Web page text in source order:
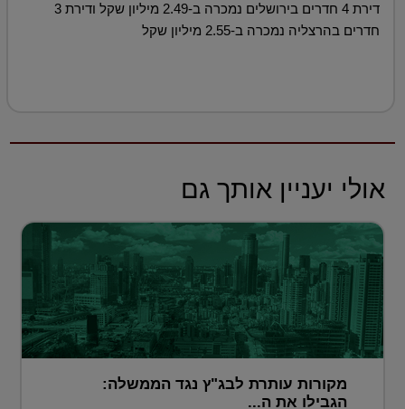
דירת 4 חדרים בירושלים נמכרה ב-2.49 מיליון שקל ודירת 3
חדרים בהרצליה נמכרה ב-2.55 מיליון שקל
אולי יעניין אותך גם
מקורות עותרת לבג"ץ נגד הממשלה:
הגבילו את ה...